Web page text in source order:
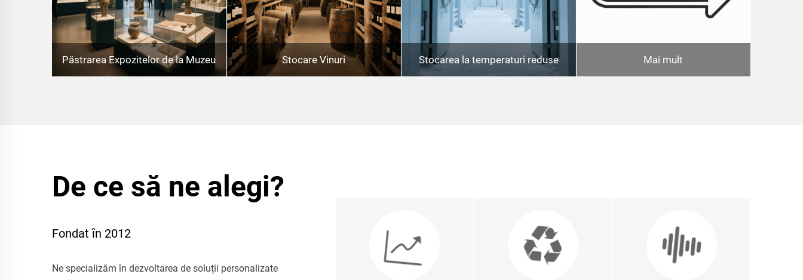
Păstrarea Expozitelor de la Muzeu Stocare Vinuri Stocarea la temperaturi reduse Mai mult
De ce să ne alegi?
Fondat în 2012
Ne specializăm în dezvoltarea de soluții personalizate